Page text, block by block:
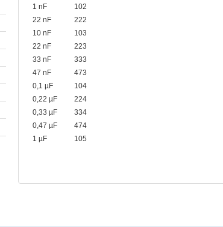
1 nF
102
22 nF
222
10 nF
103
22 nF
223
33 nF
333
47 nF
473
0,1 µF
104
0,22 µF
224
0,33 µF
334
0,47 µF
474
1 µF
105